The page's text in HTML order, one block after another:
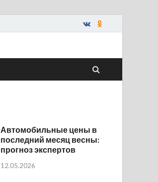
Автомобильные цены в
последний месяц весны:
прогноз экспертов
12.05.2026